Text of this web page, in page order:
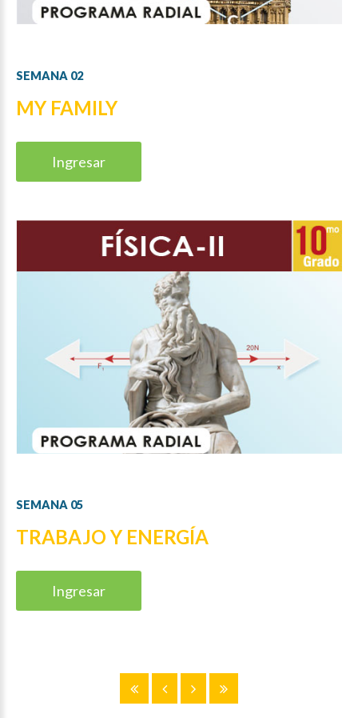
SEMANA 02
MY FAMILY
Ingresar
SEMANA 05
TRABAJO Y ENERGÍA
Ingresar